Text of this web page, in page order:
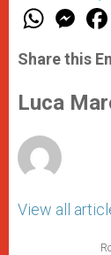
W
t
s
p
p
M
e
s
e
g
e
Share this
Luca
View all